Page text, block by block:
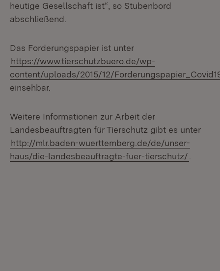
heutige Gesellschaft ist“, so Stubenbord
abschließend.
Das Forderungspapier ist unter
https://www.tierschutzbuero.de/wp-
content/uploads/2015/12/
einsehbar.
Weitere Informationen zur Arbeit der
Landesbeauftragten für Tierschutz gibt es unter
http://mlr.baden-wuerttemberg.de/de/unser-
haus/die-landesbeauftragte-fuer-tierschutz/